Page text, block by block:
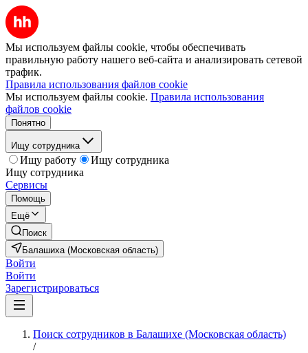
Мы используем файлы cookie, чтобы обеспечивать
правильную работу нашего веб-сайта и анализировать сетевой
трафик.
Правила использования файлов cookie
Мы используем файлы cookie. Правила использования
файлов cookie
Понятно
Ищу сотрудника
Ищу работу
Ищу сотрудника
Ищу сотрудника
Сервисы
Помощь
Ещё
Поиск
Балашиха (Московская область)
Войти
Войти
Зарегистрироваться
Поиск сотрудников в Балашихе (Московская область)
/